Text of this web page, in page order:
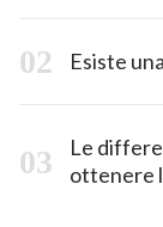
Esiste
Le
ottenere